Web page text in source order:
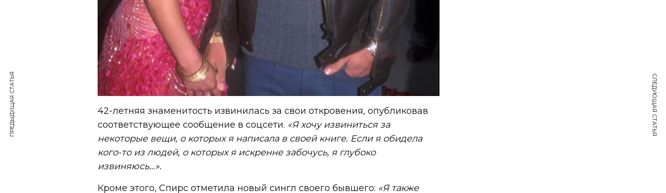
42-летняя знаменитость извинилась за свои откровения, опубликовав
соответствующее сообщение в соцсети. «Я хочу извиниться за
некоторые вещи, о которых я написала в своей книге. Если я обидела
кого-то из людей, о которых я искренне забочусь, я глубоко
извиняюсь…».
Кроме этого, Спирс отметила новый сингл своего бывшего: «Я также
ПРЕДЫДУЩАЯ СТАТЬЯ СЛЕДУЮЩАЯ СТАТЬЯ